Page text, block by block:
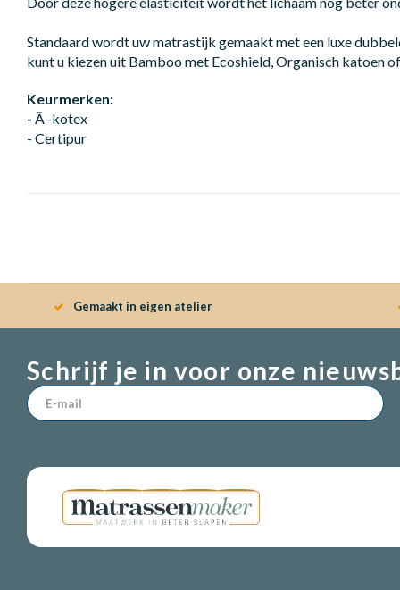
Standaard wordt uw matrastijk gemaakt met een luxe
kunt u kiezen uit Bamboo met Ecoshield, Organisch katoen
Keurmerken:
- Ã–kotex
- Certipur
Gemaakt in eigen atelier
Schrijf je in voor onze